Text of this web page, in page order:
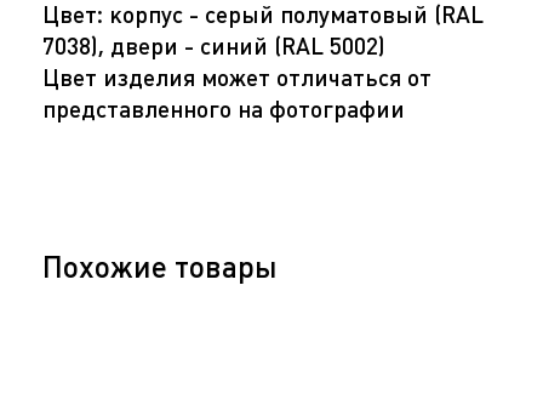
Цвет: корпус - серый полуматовый (RAL
7038), двери - синий (RAL 5002)
Цвет изделия может отличаться от
представленного на фотографии
Похожие товары